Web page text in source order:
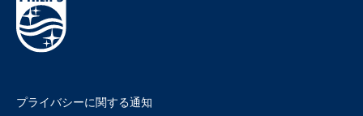
プライバシーに関する通知